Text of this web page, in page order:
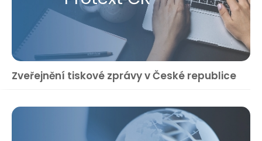
Zveřejnění tiskové zprávy v České republice